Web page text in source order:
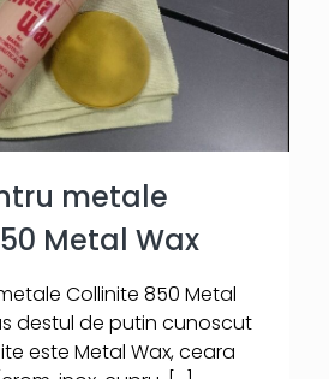
metale
Metal Wax
Collinite 850 Metal
destul de putin cunoscut
este Metal Wax, ceara